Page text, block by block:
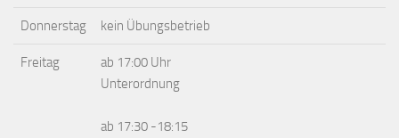
Donnerstag kein Übungsbetrieb
Freitag
ab 17:00 Uhr
Unterordnung
ab 17:30 -18:15